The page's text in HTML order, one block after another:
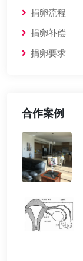
捐卵流程
捐卵补偿
捐卵要求
合作案例